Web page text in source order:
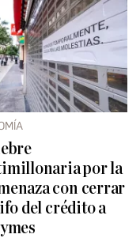
por la
con cerrar
del crédito a